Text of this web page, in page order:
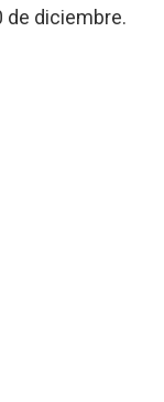
de diciembre.